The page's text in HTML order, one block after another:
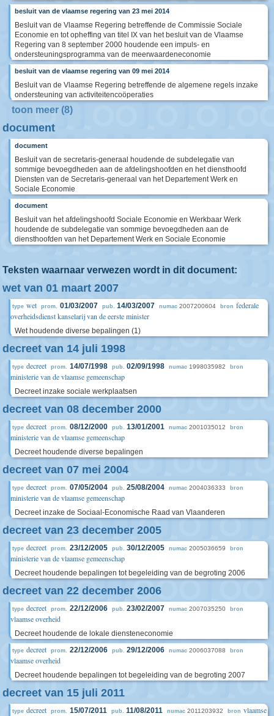
besluit van de vlaamse regering van 23 mei 2014
Besluit van de Vlaamse Regering betreffende de Commissie Sociale
Economie en tot opheffing van titel IX van het besluit van de Vlaamse
Regering van 8 september 2000 houdende een impuls- en
ondersteuningsprogramma van de meerwaardeneconomie
besluit van de vlaamse regering van 09 mei 2014
Besluit van de Vlaamse Regering betreffende de algemene regels inzake
ondersteuning van activiteitencoöperaties
toon meer (8)
document
document
Besluit van de secretaris-generaal houdende de subdelegatie van
sommige bevoegdheden aan de afdelingshoofden en het diensthoofd
Diensten van de Secretaris-generaal van het Departement Werk en
Sociale Economie
document
Besluit van het afdelingshoofd Sociale Economie en Werkbaar Werk
houdende de subdelegatie van sommige bevoegdheden aan de
diensthoofden van het Departement Werk en Sociale Economie
Teksten waarnaar verwezen wordt in dit document:
wet van 01 maart 2007
type wet prom. 01/03/2007 pub. 14/03/2007 numac 2007200604 bron federale
overheidsdienst kanselarij van de eerste minister
Wet houdende diverse bepalingen (1)
decreet van 14 juli 1998
type decreet prom. 14/07/1998 pub. 02/09/1998 numac 1998035982 bron
ministerie van de vlaamse gemeenschap
Decreet inzake sociale werkplaatsen
decreet van 08 december 2000
type decreet prom. 08/12/2000 pub. 13/01/2001 numac 2001035012 bron
ministerie van de vlaamse gemeenschap
Decreet houdende diverse bepalingen
decreet van 07 mei 2004
type decreet prom. 07/05/2004 pub. 25/08/2004 numac 2004036333 bron
ministerie van de vlaamse gemeenschap
Decreet inzake de Sociaal-Economische Raad van Vlaanderen
decreet van 23 december 2005
type decreet prom. 23/12/2005 pub. 30/12/2005 numac 2005036659 bron
ministerie van de vlaamse gemeenschap
Decreet houdende bepalingen tot begeleiding van de begroting 2006
decreet van 22 december 2006
type decreet prom. 22/12/2006 pub. 23/02/2007 numac 2007035250 bron
vlaamse overheid
Decreet houdende de lokale diensteneconomie
type decreet prom. 22/12/2006 pub. 29/12/2006 numac 2006037088 bron
vlaamse overheid
Decreet houdende bepalingen tot begeleiding van de begroting 2007
decreet van 15 juli 2011
type decreet prom. 15/07/2011 pub. 11/08/2011 numac 2011203932 bron vlaamse